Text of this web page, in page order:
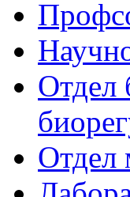
Отдел
Отдел